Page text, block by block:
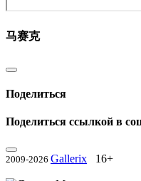
马赛克
Поделиться
Поделиться ссылкой в
2009-2026 Gallerix 16+